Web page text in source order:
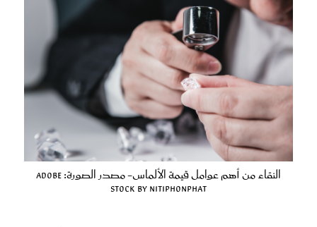
النقاء من أهم عوامل قيمة الألماس- مصدر الصورة: Adobe
Stock by Nitiphonphat